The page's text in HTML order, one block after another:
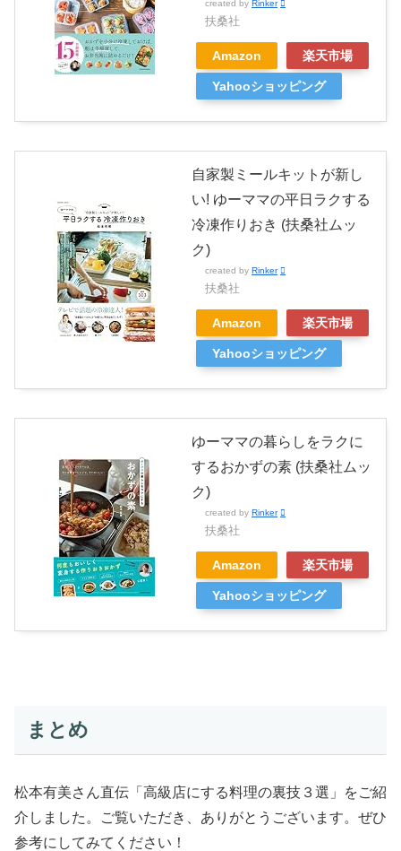
created by Rinker
扶桑社
Amazon 楽天市場
Yahooショッピング
自家製ミールキットが新し
い! ゆーママの平日ラクする
冷凍作りおき (扶桑社ムッ
ク)
created by Rinker
扶桑社
Amazon 楽天市場
Yahooショッピング
ゆーママの暮らしをラクに
するおかずの素 (扶桑社ムッ
ク)
created by Rinker
扶桑社
Amazon 楽天市場
Yahooショッピング
まとめ
松本有美さん直伝「高級店にする料理の裏技３選」をご紹
介しました。ご覧いただき、ありがとうございます。ぜひ
参考にしてみてください！